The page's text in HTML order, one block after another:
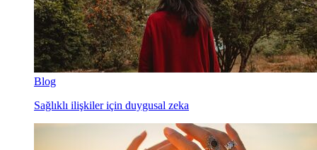
Blog
Sağlıklı ilişkiler için duygusal zeka